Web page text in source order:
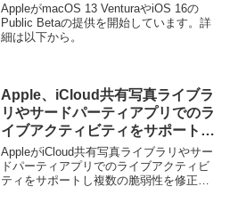
AppleがmacOS 13 VenturaやiOS 16の
Public Betaの提供を開始しています。詳
細は以下から。
Apple、iCloud共有写真ライブラ
リやサードパーティアプリでのラ
イブアクティビティをサポートし
複数の脆弱性を修正した「iOS
16.1」をリリース。
AppleがiCloud共有写真ライブラリやサー
ドパーティアプリでのライブアクティビ
ティをサポートし複数の脆弱性を修正し